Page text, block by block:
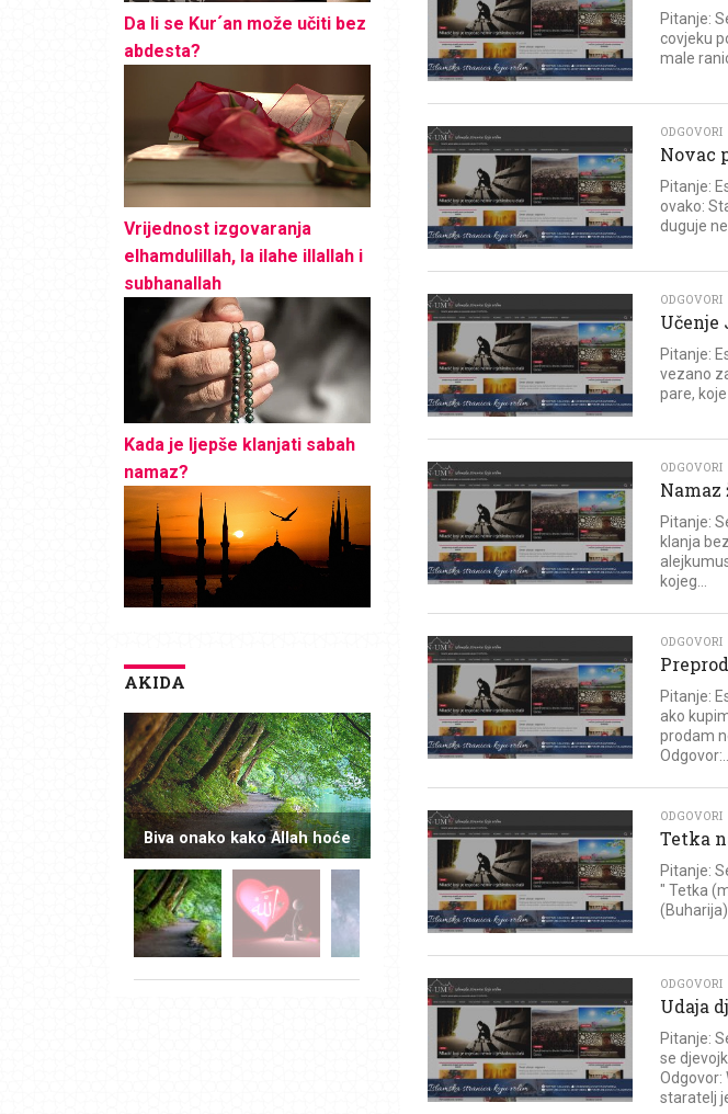
Pitanje:
covjeku
male
ODGOVORI
Novac
Pitanje:
ovako:
duguje
ODGOVORI
Učenje
Pitanje:
vezano
pare,
ODGOVORI
Namaz
Pitanje:
klanja
kojeg...
ODGOVORI
Pitanje:
ako
prodam
ODGOVORI
Tetka
Pitanje:
" Tetka
ODGOVORI
Udaja
Pitanje:
se
Odgovor:
staratelj
Da li se Kur´an može učiti bez
abdesta?
Vrijednost izgovaranja
elhamdulillah, la ilahe illallah i
subhanallah
Kada je ljepše klanjati sabah
namaz?
AKIDA
Biva onako kako Allah hoće